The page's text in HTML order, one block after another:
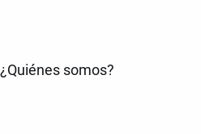
¿Quiénes somos?